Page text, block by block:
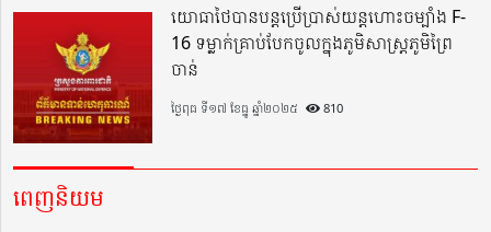
យោធាថៃបានបន្តប្រើប្រាស់យន្តហោះចម្បាំង F-
16 ទម្លាក់គ្រាប់បែកចូលក្នុងភូមិសាស្ត្រភូមិព្រៃ
ចាន់
ថ្ងៃពុធ ទី១៧ ខែធ្នូ ឆ្នាំ២០២៥ 810
ពេញនិយម